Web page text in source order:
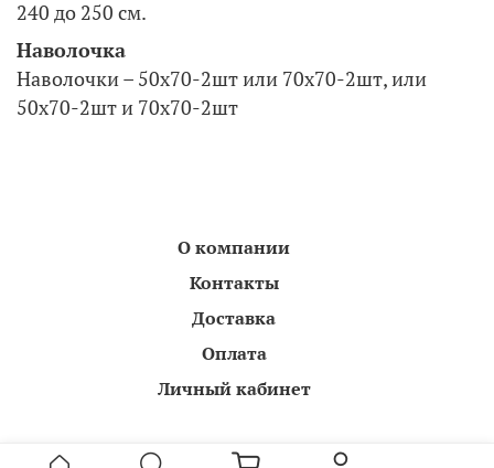
240 до 250 см.
Наволочка
Наволочки – 50х70-2шт или 70х70-2шт, или
50х70-2шт и 70х70-2шт
О компании
Контакты
Доставка
Оплата
Личный кабинет